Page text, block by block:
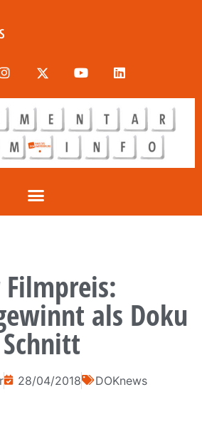
als Doku
28/04/2018 DOKnews